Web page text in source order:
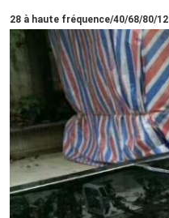
28 à haute fréquence/40/68/80/